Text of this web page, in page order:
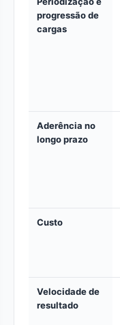
progressão de
cargas
Aderência no
longo prazo
Custo
Velocidade de
resultado